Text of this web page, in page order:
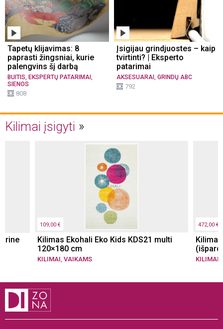
Tapetų klijavimas: 8
paprasti žingsniai, kurie
palengvins šį darbą
BUITIS, EKSPERTŲ PATARIMAI ,
SIENOS
808
Įsigijau grindjuostes – kaip
tvirtinti? | Eksperto
patarimai
AKSESUARAI , GRINDŲ ABC
792
Kilimai įsigyti
109,00 €
Kilimas Ekohali Eko Kids KDS21 multi
120×180 cm
KILIMAI VAIKAMS
472,00 €
KILIMAI